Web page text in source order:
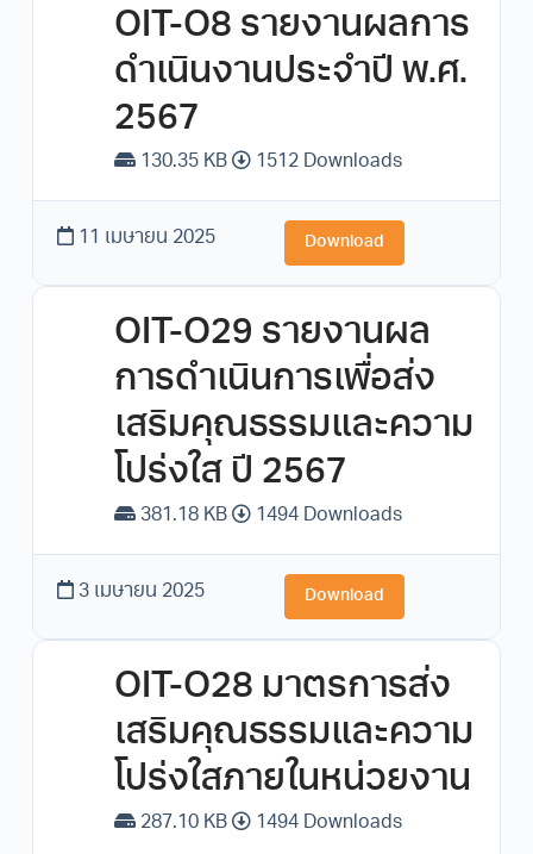
OIT-O8 รายงานผลการ
ดำเนินงานประจำปี พ.ศ.
2567
130.35 KB 1512 Downloads
11 เมษายน 2025 Download
OIT-O29 รายงานผล
การดำเนินการเพื่อส่ง
เสริมคุณธรรมและความ
โปร่งใส ปี 2567
381.18 KB 1494 Downloads
3 เมษายน 2025 Download
OIT-O28 มาตรการส่ง
เสริมคุณธรรมและความ
โปร่งใสภายในหน่วยงาน
287.10 KB 1494 Downloads